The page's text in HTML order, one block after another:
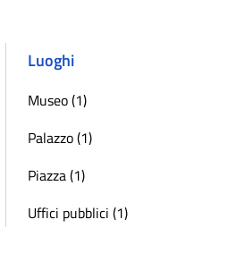
Luoghi
Museo (1)
Palazzo (1)
Piazza (1)
Uffici pubblici (1)